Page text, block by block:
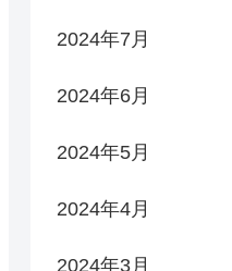
2024年7月
2024年6月
2024年5月
2024年4月
2024年3月